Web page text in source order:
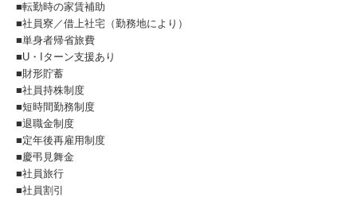
■転勤時の家賃補助
■社員寮／借上社宅（勤務地により）
■単身者帰省旅費
■U・Iターン支援あり
■財形貯蓄
■社員持株制度
■短時間勤務制度
■退職金制度
■定年後再雇用制度
■慶弔見舞金
■社員旅行
■社員割引